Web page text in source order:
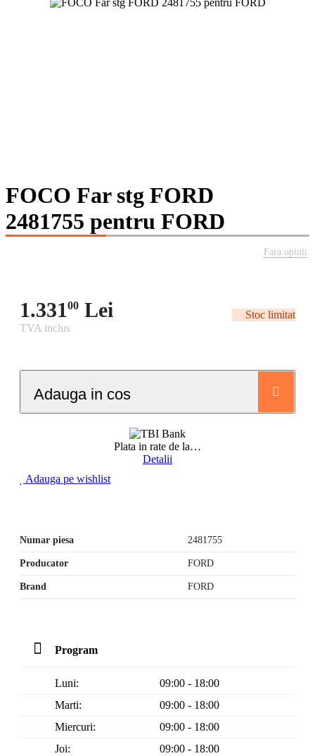
FOCO Far stg FORD
2481755 pentru FORD
Fara opinii
1.33100 Lei
Stoc limitat
TVA inclus
Adauga in cos
Plata in rate de la…
Detalii
Adauga pe wishlist
Numar piesa 2481755
Producator FORD
Brand FORD
Program
Luni:
09:00 - 18:00
Marti:
09:00 - 18:00
Miercuri:
09:00 - 18:00
Joi:
09:00 - 18:00